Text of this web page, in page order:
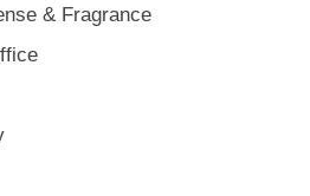
& Fragrance